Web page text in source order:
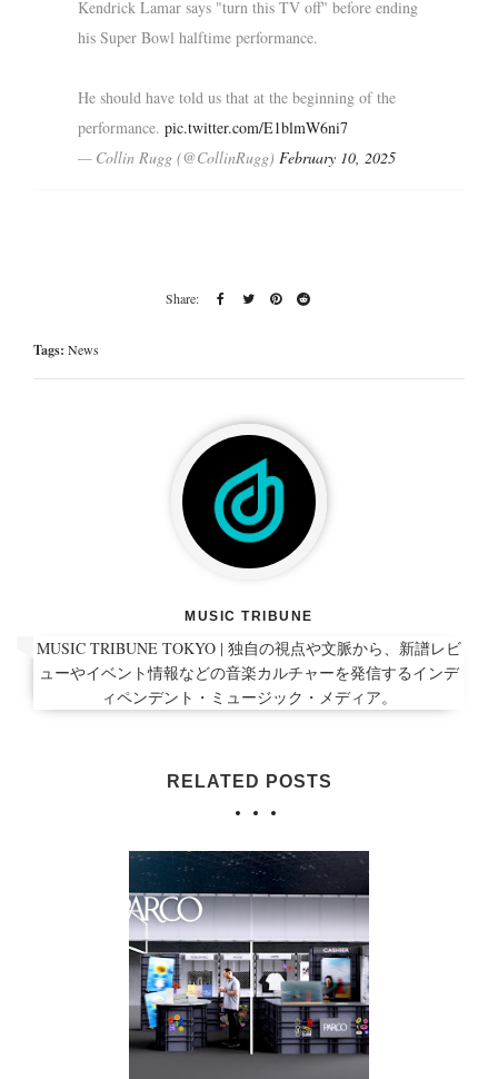
Kendrick Lamar says "turn this TV off" before ending
his Super Bowl halftime performance.
He should have told us that at the beginning of the
performance. pic.twitter.com/E1blmW6ni7
— Collin Rugg (@CollinRugg) February 10, 2025
Tags: News
MUSIC TRIBUNE
MUSIC TRIBUNE TOKYO | 独自の視点や文脈から、新譜レビ
ューやイベント情報などの音楽カルチャーを発信するインデ
ィペンデント・ミュージック・メディア。
RELATED POSTS